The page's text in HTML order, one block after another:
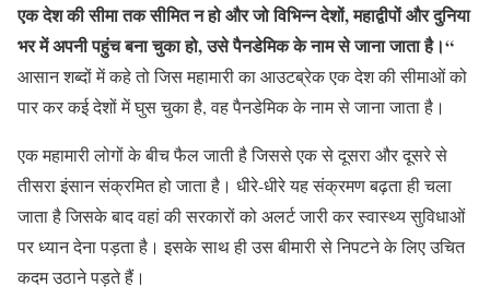
एक देश की सीमा तक सीमित न हो और जो विभिन्न देशों, महाद्वीपों और दुनिया
भर में अपनी पहुंच बना चुका हो, उसे पैनडेमिक के नाम से जाना जाता है।“
आसान शब्दों में कहे तो जिस महामारी का आउटब्रेक एक देश की सीमाओं को
पार कर कई देशों में घुस चुका है, वह पैनडेमिक के नाम से जाना जाता है।
एक महामारी लोगों के बीच फैल जाती है जिससे एक से दूसरा और दूसरे से
तीसरा इंसान संक्रमित हो जाता है। धीरे-धीरे यह संक्रमण बढ़ता ही चला
जाता है जिसके बाद वहां की सरकारों को अलर्ट जारी कर स्वास्थ्य सुविधाओं
पर ध्यान देना पड़ता है। इसके साथ ही उस बीमारी से निपटने के लिए उचित
कदम उठाने पड़ते हैं।